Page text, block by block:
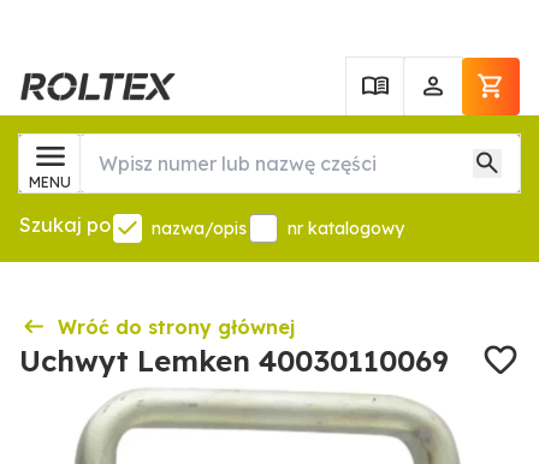
MENU
Szukaj po nazwa/opis nr katalogowy
Wróć do strony głównej
Uchwyt Lemken 40030110069